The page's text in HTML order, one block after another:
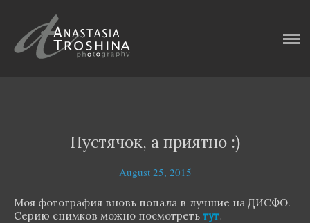
ГЛАВНАЯ
ФОТОИСТОРИИ
БЛОГ
Пустячок, а приятно :)
August 25, 2015
Моя фотография вновь попала в лучшие на ДИСФО.
Серию снимков можно посмотреть тут.